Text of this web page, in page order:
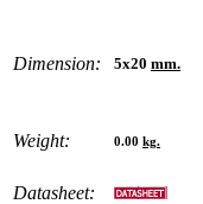
Dimension: 5x20 mm.
Weight: 0.00 kg.
Datasheet: